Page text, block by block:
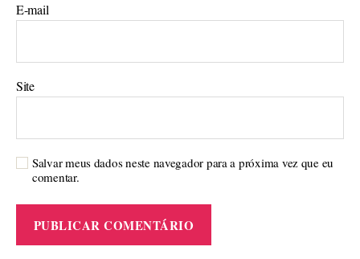
E-mail
Site
Salvar meus dados neste navegador para a próxima vez que eu
comentar.